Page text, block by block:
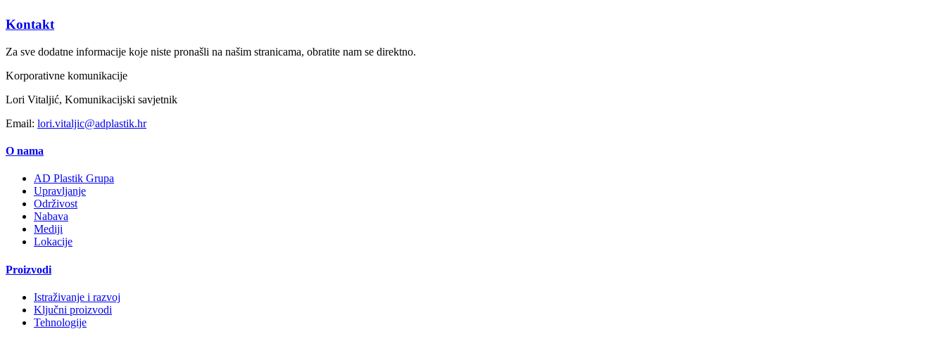
Kontakt
Za sve dodatne informacije koje niste pronašli na našim stranicama, obratite nam se direktno.
Korporativne komunikacije
Lori Vitaljić, Komunikacijski savjetnik
Email: lori.vitaljic@adplastik.hr
O nama
AD Plastik Grupa
Upravljanje
Održivost
Nabava
Mediji
Lokacije
Proizvodi
Istraživanje i razvoj
Ključni proizvodi
Tehnologije